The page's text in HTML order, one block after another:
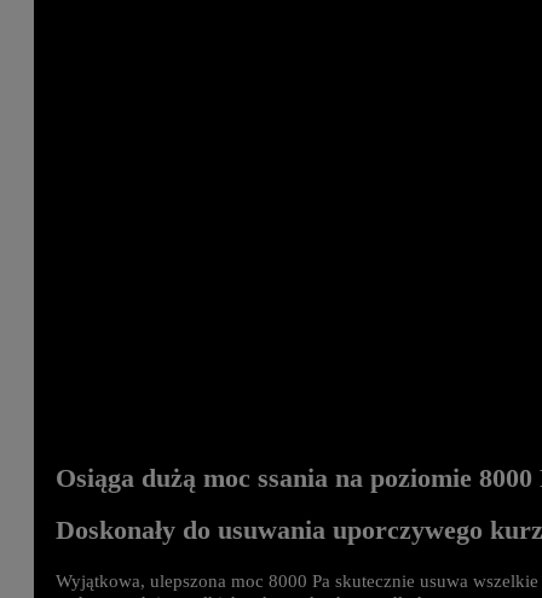
Osiąga dużą moc ssania na poziomie 8000
Doskonały do usuwania uporczywego
Wyjątkowa, ulepszona moc 8000 Pa skutecznie usuwa